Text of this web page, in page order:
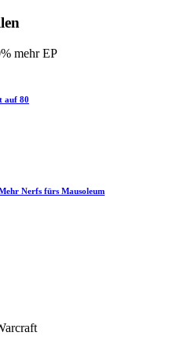
auf 80
Nerfs fürs Mausoleum